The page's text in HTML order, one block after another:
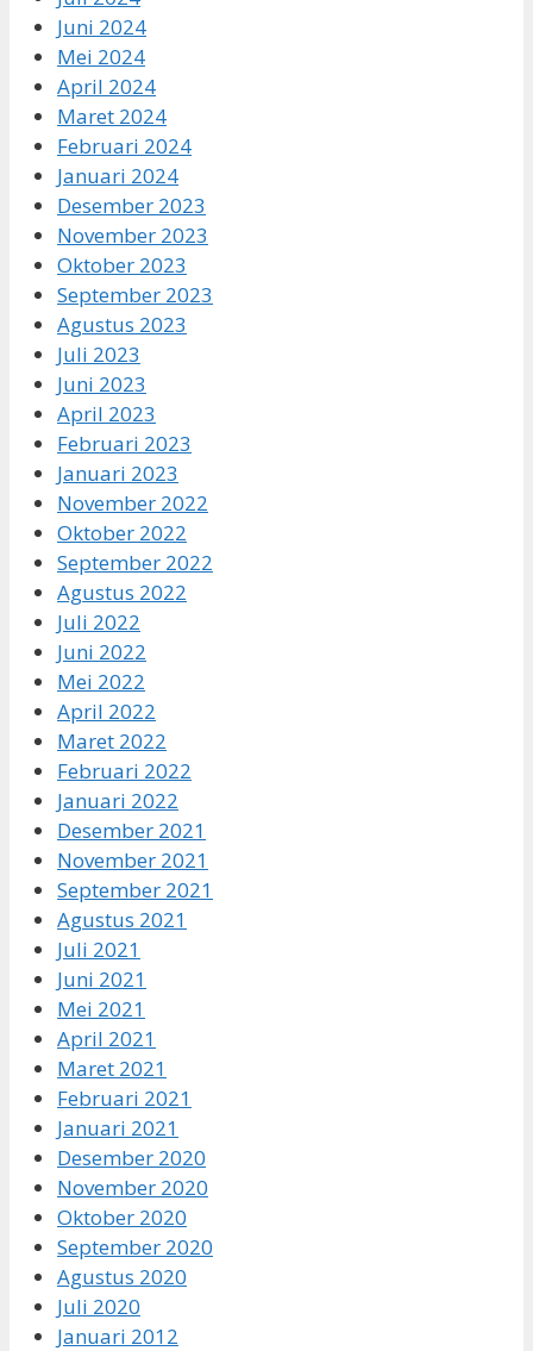
Juni 2024
Mei 2024
April 2024
Maret 2024
Februari 2024
Januari 2024
Desember 2023
November 2023
Oktober 2023
September 2023
Agustus 2023
Juli 2023
Juni 2023
April 2023
Februari 2023
Januari 2023
November 2022
Oktober 2022
September 2022
Agustus 2022
Juli 2022
Juni 2022
Mei 2022
April 2022
Maret 2022
Februari 2022
Januari 2022
Desember 2021
November 2021
September 2021
Agustus 2021
Juli 2021
Juni 2021
Mei 2021
April 2021
Maret 2021
Februari 2021
Januari 2021
Desember 2020
November 2020
Oktober 2020
September 2020
Agustus 2020
Juli 2020
Januari 2012